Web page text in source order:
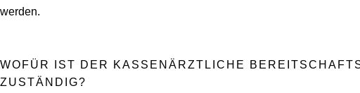
werden.
WOFÜR IST DER KASSENÄRZTLICHE
ZUSTÄNDIG?